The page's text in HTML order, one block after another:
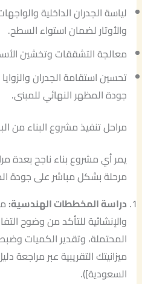
لياسة الجدران الداخلية
والأوتار لضمان استواء السطح.
معالجة التشققات وتخشين
تحسين استقامة الجدران والزوايا
جودة المظهر النهائي للمبنى.
مراحل تنفيذ مشروع البناء من
يمر أي مشروع بناء ناجح بعدة
مرحلة بشكل مباشر على جودة
دراسة المخططات الهندسية:
والإنشائية للتأكد من وضوح
المحتملة، وتقدير الكميات
ميزانيتك التقريبية عبر مراجعة
السعودية]).